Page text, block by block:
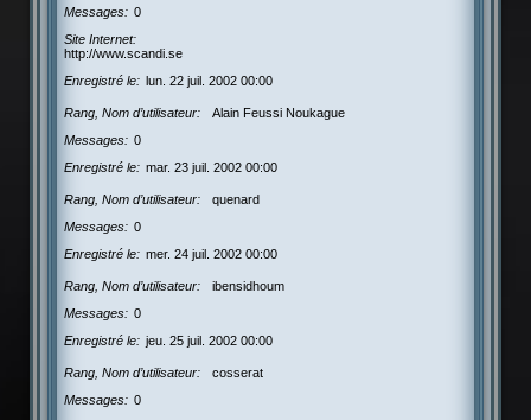
Messages
0
Site Internet
http://www.scandi.se
Enregistré le
lun. 22 juil. 2002 00:00
Rang, Nom d’utilisateur
Alain Feussi Noukague
Messages
0
Enregistré le
mar. 23 juil. 2002 00:00
Rang, Nom d’utilisateur
quenard
Messages
0
Enregistré le
mer. 24 juil. 2002 00:00
Rang, Nom d’utilisateur
ibensidhoum
Messages
0
Enregistré le
jeu. 25 juil. 2002 00:00
Rang, Nom d’utilisateur
cosserat
Messages
0